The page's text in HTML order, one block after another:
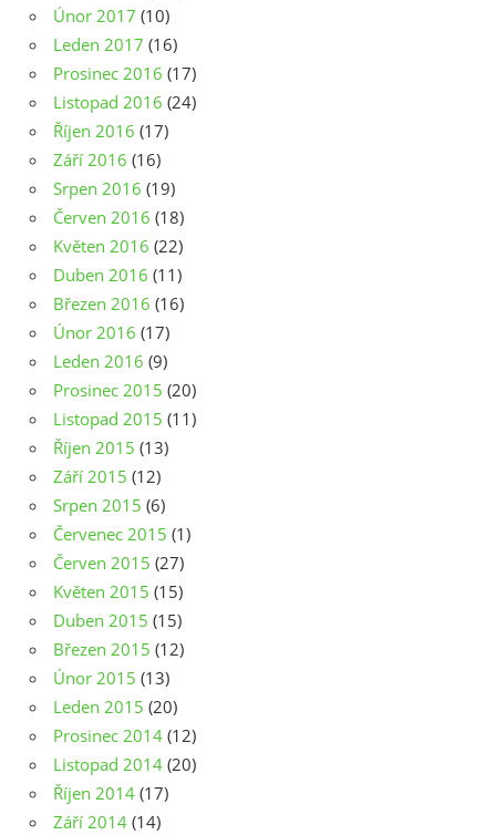
Únor 2017 (10)
Leden 2017 (16)
Prosinec 2016 (17)
Listopad 2016 (24)
Říjen 2016 (17)
Září 2016 (16)
Srpen 2016 (19)
Červen 2016 (18)
Květen 2016 (22)
Duben 2016 (11)
Březen 2016 (16)
Únor 2016 (17)
Leden 2016 (9)
Prosinec 2015 (20)
Listopad 2015 (11)
Říjen 2015 (13)
Září 2015 (12)
Srpen 2015 (6)
Červenec 2015 (1)
Červen 2015 (27)
Květen 2015 (15)
Duben 2015 (15)
Březen 2015 (12)
Únor 2015 (13)
Leden 2015 (20)
Prosinec 2014 (12)
Listopad 2014 (20)
Říjen 2014 (17)
Září 2014 (14)